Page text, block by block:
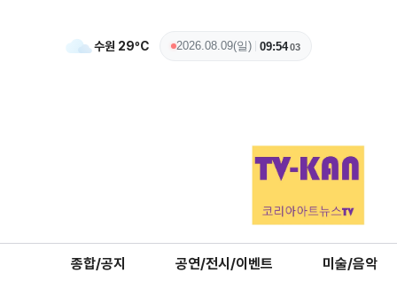
수원 29ºC 2026.08.09(일) 09:5404
종합/공지 공연/전시/이벤트 미술/음악